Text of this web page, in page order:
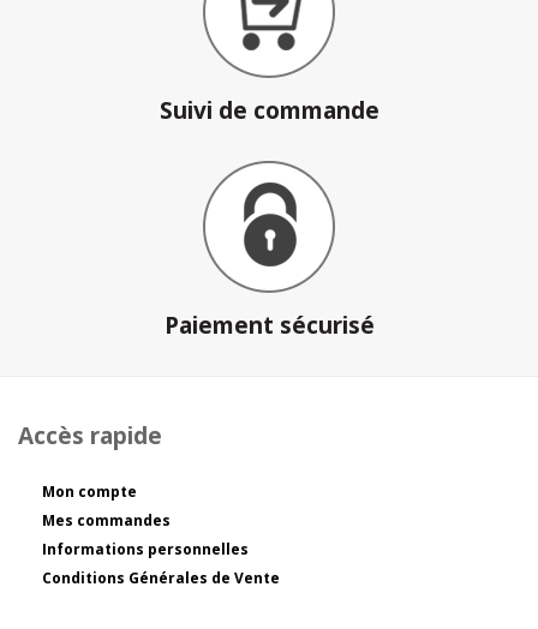
Suivi de commande
Paiement sécurisé
Accès rapide
Mon compte
Mes commandes
Informations personnelles
Conditions Générales de Vente